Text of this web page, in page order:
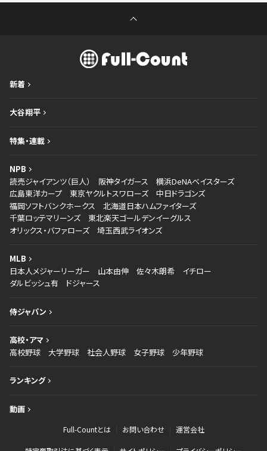
新着
大谷翔平
特集・連載
NPB
読売ジャイアンツ（巨人）
阪神タイガース
横浜DeNAベイスターズ
広島東洋カープ
東京ヤクルトスワローズ
中日ドラゴンズ
福岡ソフトバンクホークス
北海道日本ハムファイターズ
千葉ロッテマリーンズ
東北楽天ゴールデンイーグルス
オリックス・バファローズ
埼玉西武ライオンズ
MLB
日本人メジャーリーガー
山本由伸 佐々木朗希
イチロー
ダルビッシュ有
ドジャース
侍ジャパン
高校・アマ
高校野球
大学野球 社会人野球 女子野球 少年野球
ランキング
動画
Full-Countとは お問い合わせ 運営会社